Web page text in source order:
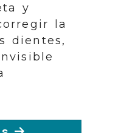
y
la
dientes,